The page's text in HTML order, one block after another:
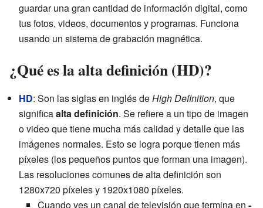
guardar una gran cantidad de información digital, como
tus fotos, videos, documentos y programas. Funciona
usando un sistema de grabación magnética.
¿Qué es la alta definición (HD)?
HD: Son las siglas en inglés deHigh Definition, que
significaalta definición. Se refiere a un tipo de imagen
o video que tiene mucha más calidad y detalle que las
imágenes normales. Esto se logra porque tienen más
píxeles (los pequeños puntos que forman una imagen).
Las resoluciones comunes de alta definición son
1280x720 píxeles y 1920x1080 píxeles.
Cuando ves un canal de televisión que termina en -